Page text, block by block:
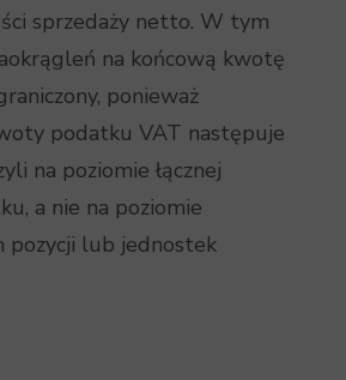
sprzedaży netto. W tym
na końcową kwotę
ponieważ
podatku VAT następuje
na poziomie łącznej
a nie na poziomie
pozycji lub jednostek